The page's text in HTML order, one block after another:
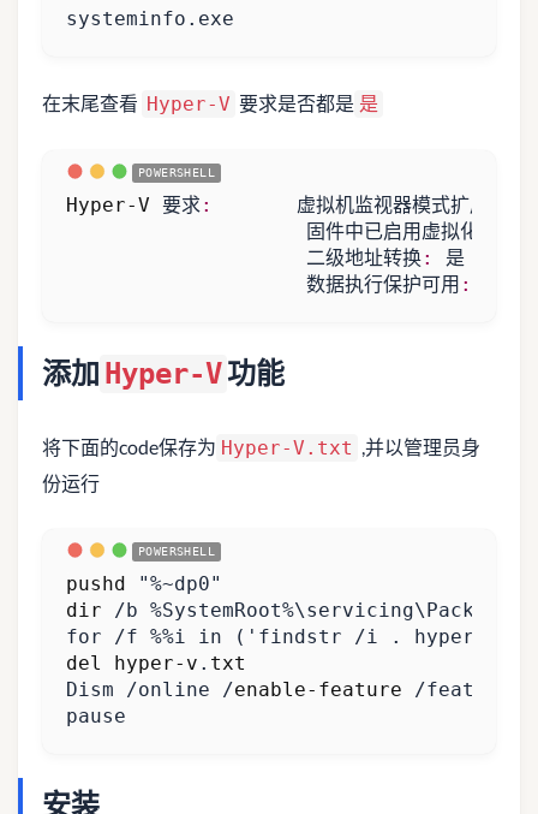
systeminfo . exe
在末尾查看 Hyper-V 要求是否都是 是
Hyper-V 要求: 虚拟机监视器模式扩展
固件中已启用虚拟化
二级地址转换:
是
数据执行保护可用 :
添加 Hyper-V功能
将下面的code保存为 Hyper-V.txt ,并以管理员身
份运行
pushd
"%~dp0"
dir /b %SystemRoot%\servicing\Packages
for
/f %%i in ( 'findstr /i . hyper-
del hyper-v . txt
Dism
/online /enable-feature /
pause
安装